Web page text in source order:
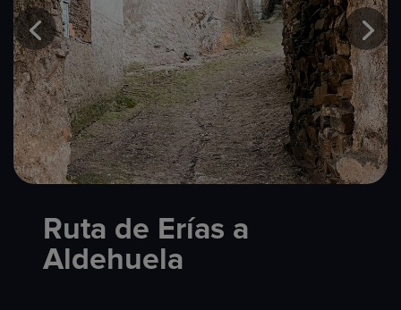
Ruta de Erías a
Aldehuela